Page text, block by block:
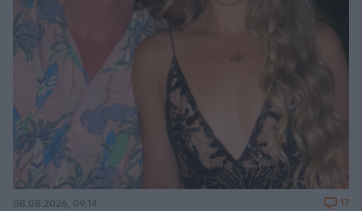
08.08.2026, 09:14 17